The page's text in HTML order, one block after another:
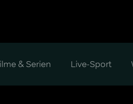
& Serien Live-Sport